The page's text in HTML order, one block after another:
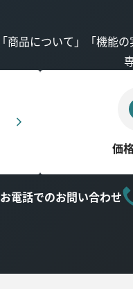
「商品について」「機能
価
お電話でのお問い合わせ